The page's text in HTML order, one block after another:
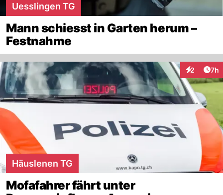
Uesslingen TG
Mann schiesst in Garten herum –
Festnahme
2 7h
Häuslenen TG
Mofafahrer fährt unter